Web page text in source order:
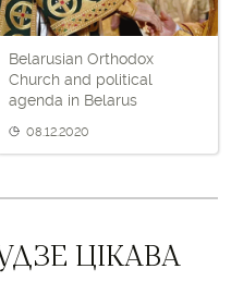
Belarusian Orthodox
Church and political
agenda in Belarus
08.12.2020
ЦІКАВА